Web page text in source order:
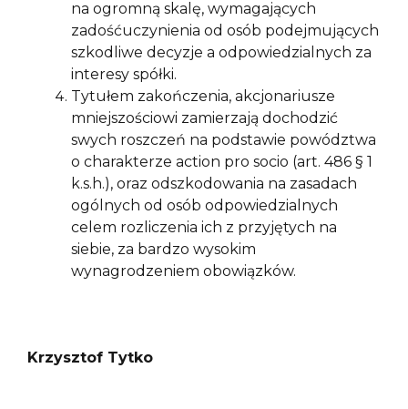
na ogromną skalę, wymagających
zadośćuczynienia od osób podejmujących
szkodliwe decyzje a odpowiedzialnych za
interesy spółki.
Tytułem zakończenia, akcjonariusze
mniejszościowi zamierzają dochodzić
swych roszczeń na podstawie powództwa
o charakterze action pro socio (art. 486 § 1
k.s.h.), oraz odszkodowania na zasadach
ogólnych od osób odpowiedzialnych
celem rozliczenia ich z przyjętych na
siebie, za bardzo wysokim
wynagrodzeniem obowiązków.
Krzysztof Tytko